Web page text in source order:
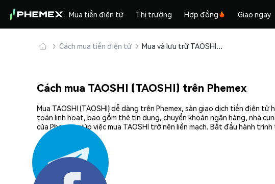
Mua tiền điện tử Thị trường Hợp đồng Giao ngay
Cách mua tiền điện tử Mua và lưu trữ TAOSHI (TAOSHI) an toàn
Cách mua TAOSHI (TAOSHI) trên Phemex
Mua TAOSHI (TAOSHI) dễ dàng trên Phemex, sàn giao dịch tiền điện
toán linh hoạt, bao gồm thẻ tín dụng, chuyển khoản ngân hàng, nhà
của Phemex giúp việc mua TAOSHI trở nên liền mạch. Bắt đầu hành
Chia sẻ: